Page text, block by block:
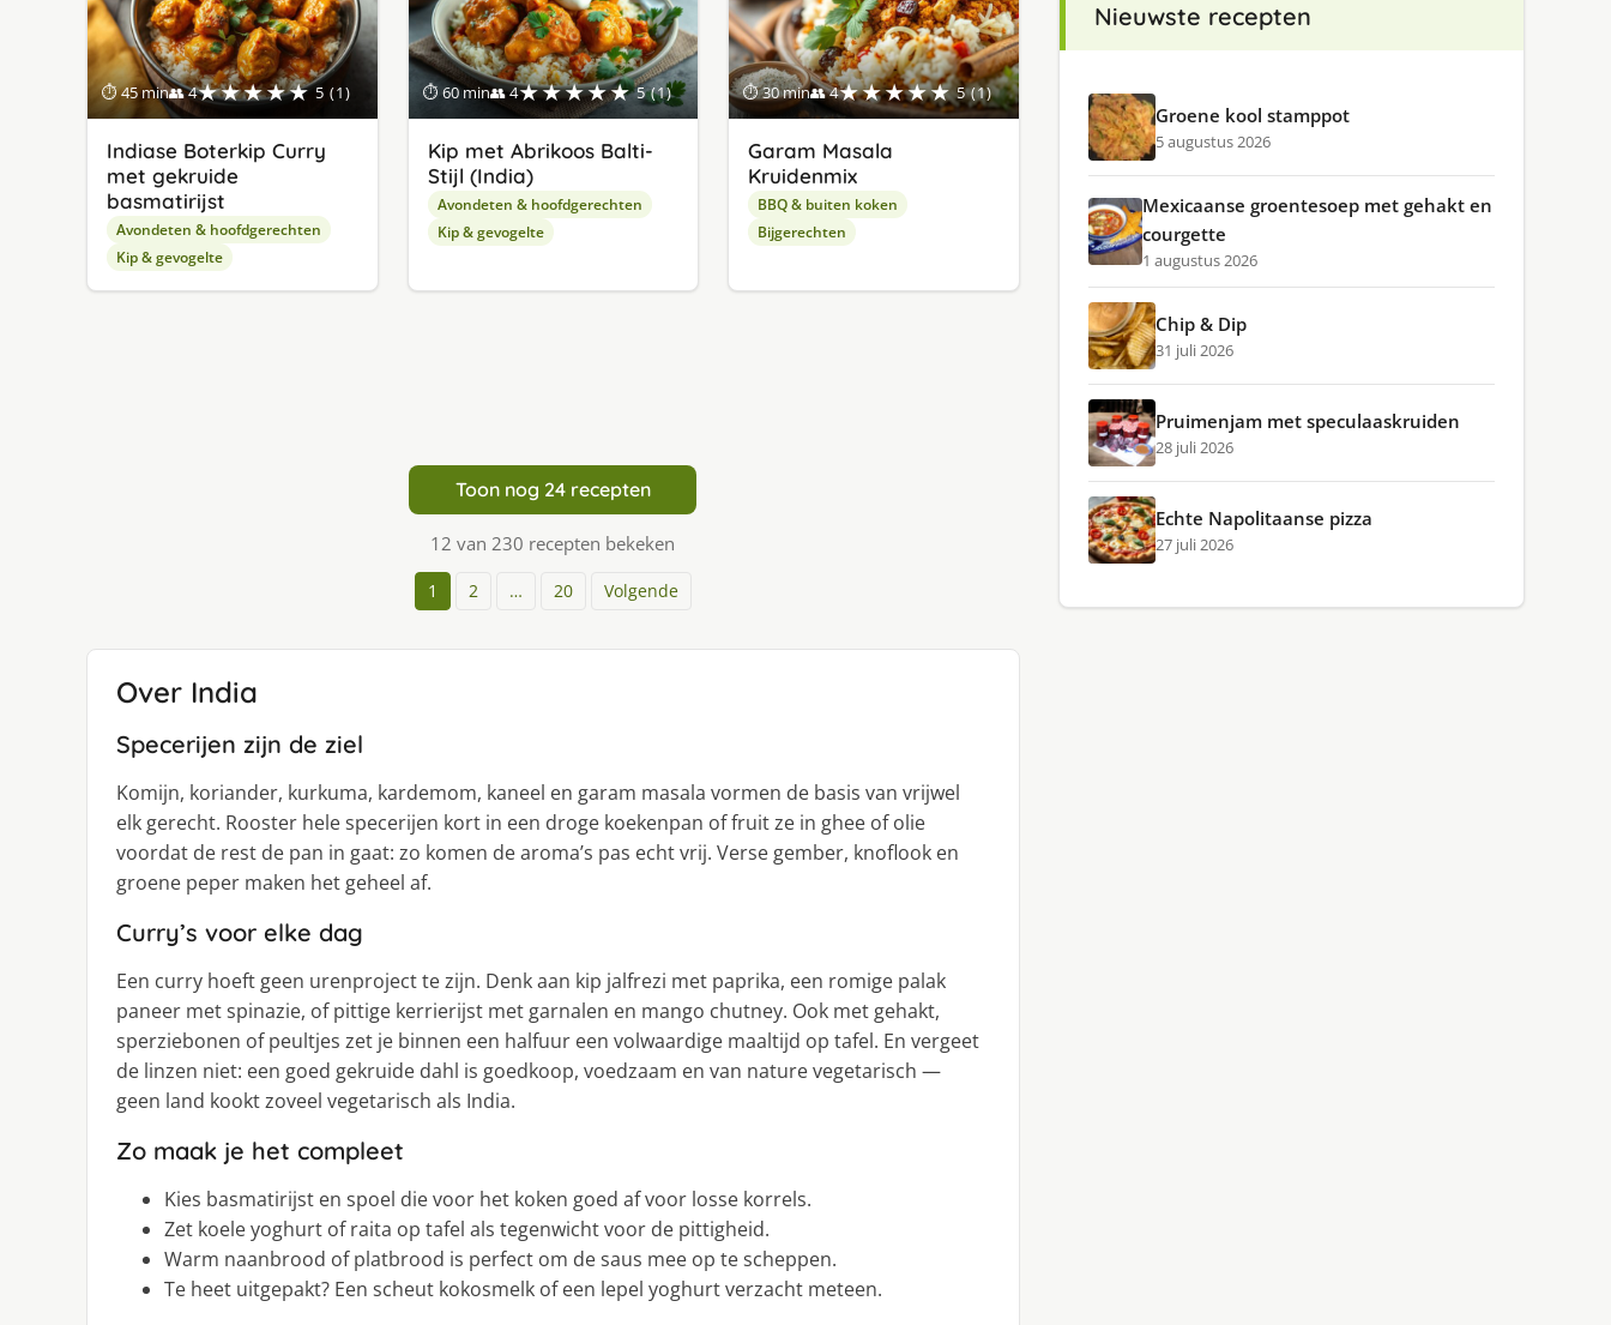
⏱ 45 min👥 4★★★★★ 5 (1)
Indiase Boterkip Curry
met gekruide
basmatirijst
Avondeten & hoofdgerechten
Kip & gevogelte
⏱ 60 min👥 4★★★★★ 5 (1)
Kip met Abrikoos Balti-
Stijl (India)
Avondeten & hoofdgerechten
Kip & gevogelte
⏱ 30 min👥 4★★★★★ 5 (1)
Garam Masala
Kruidenmix
BBQ & buiten koken
Bijgerechten
Toon nog 24 recepten
12 van 230 recepten bekeken
1 2 … 20 Volgende
Over India
Specerijen zijn de ziel
Komijn, koriander, kurkuma, kardemom, kaneel en garam masala vormen de basis van vrijwel
elk gerecht. Rooster hele specerijen kort in een droge koekenpan of fruit ze in ghee of olie
voordat de rest de pan in gaat: zo komen de aroma’s pas echt vrij. Verse gember, knoflook en
groene peper maken het geheel af.
Curry’s voor elke dag
Een curry hoeft geen urenproject te zijn. Denk aan kip jalfrezi met paprika, een romige palak
paneer met spinazie, of pittige kerrierijst met garnalen en mango chutney. Ook met gehakt,
sperziebonen of peultjes zet je binnen een halfuur een volwaardige maaltijd op tafel. En vergeet
de linzen niet: een goed gekruide dahl is goedkoop, voedzaam en van nature vegetarisch —
geen land kookt zoveel vegetarisch als India.
Zo maak je het compleet
Kies basmatirijst en spoel die voor het koken goed af voor losse korrels.
Zet koele yoghurt of raita op tafel als tegenwicht voor de pittigheid.
Warm naanbrood of platbrood is perfect om de saus mee op te scheppen.
Te heet uitgepakt? Een scheut kokosmelk of een lepel yoghurt verzacht meteen.
Nieuwste recepten
Groene kool stamppot
5 augustus 2026
Mexicaanse groentesoep met gehakt en
courgette
1 augustus 2026
Chip & Dip
31 juli 2026
Pruimenjam met speculaaskruiden
28 juli 2026
Echte Napolitaanse pizza
27 juli 2026